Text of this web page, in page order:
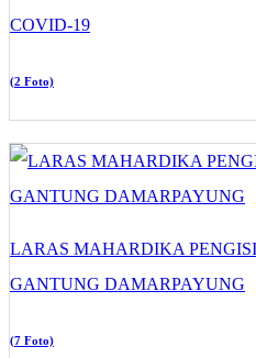
COVID-19
(2 Foto)
LARAS MAHARDIKA
GANTUNG DAMARPAYUNG
(7 Foto)